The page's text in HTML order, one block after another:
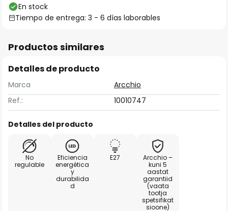
En stock
Tiempo de entrega: 3 - 6 días laborables
Productos similares
Detalles de producto
Marca
Arcchio
Ref.:
10010747
Detalles del producto
No
regulable
Eficiencia
energética
y
durabilida
d
E27
Arcchio –
kuni 5
aastat
garantiid
(vaata
tootja
spetsifikat
sioone)